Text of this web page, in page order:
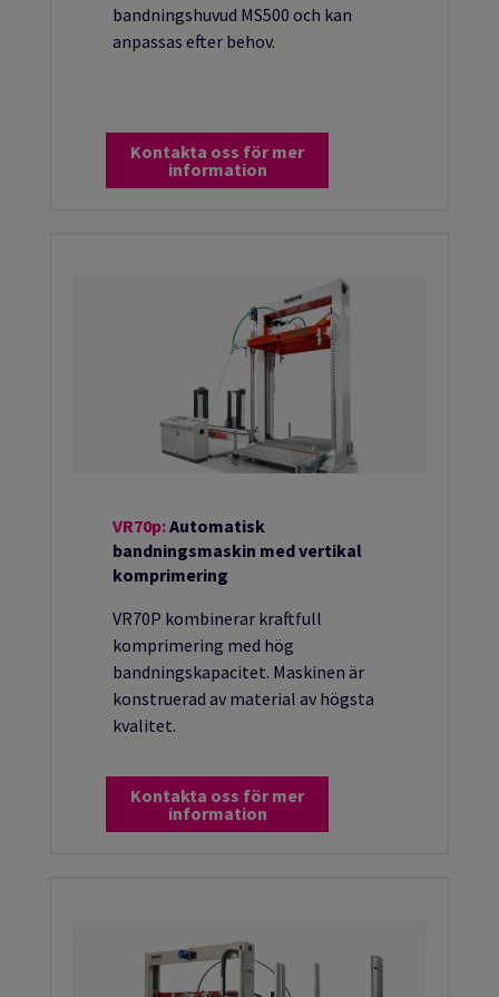
bandningshuvud MS500 och kan
anpassas efter behov.
Kontakta oss för mer
information
VR70p:Automatisk
bandningsmaskin med vertikal
komprimering
VR70P kombinerar kraftfull
komprimering med hög
bandningskapacitet. Maskinen är
konstruerad av material av högsta
kvalitet.
Kontakta oss för mer
information